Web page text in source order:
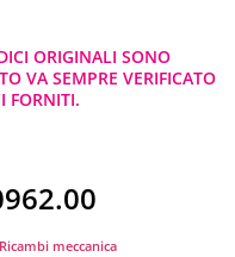
ORIGINALI SONO
VA SEMPRE VERIFICATO
FORNITI.
Ricambi meccanica